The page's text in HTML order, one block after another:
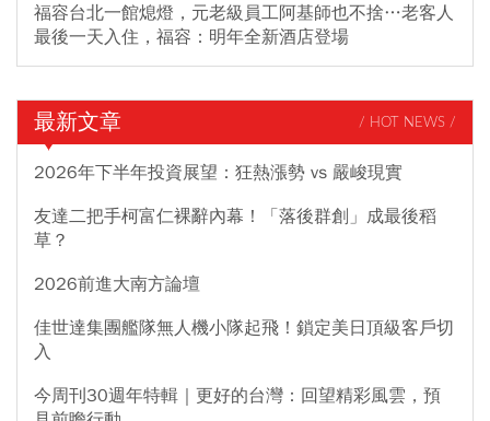
福容台北一館熄燈，元老級員工阿基師也不捨…老客人
最後一天入住，福容：明年全新酒店登場
最新文章 / HOT NEWS /
2026年下半年投資展望：狂熱漲勢 vs 嚴峻現實
友達二把手柯富仁裸辭內幕！「落後群創」成最後稻
草？
2026前進大南方論壇
佳世達集團艦隊無人機小隊起飛！鎖定美日頂級客戶切
入
今周刊30週年特輯｜更好的台灣：回望精彩風雲，預